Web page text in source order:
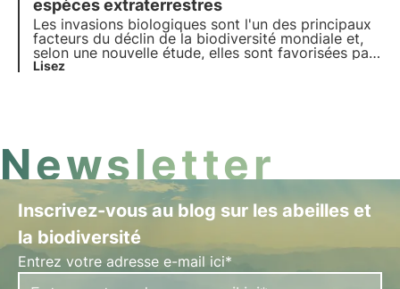
tribunaux. Il s'agit de rechercher la responsabilité
des dommages causés à l'environnement et au
climat.
espèces extraterrestres
Les invasions biologiques sont l'un des principaux
facteurs du déclin de la biodiversité mondiale et,
selon une nouvelle étude, elles sont favorisées par
la fonte rapide des glaciers induite par le
Lisez
Newsletter
Inscrivez-vous au blog sur les abeilles et
la biodiversité
Entrez votre adresse e-mail ici*